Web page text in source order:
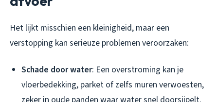
Het lijkt misschien een kleinigheid, maar een
verstopping kan serieuze problemen veroorzaken:
Schade door water: Een overstroming kan je
vloerbedekking, parket of zelfs muren verwoesten,